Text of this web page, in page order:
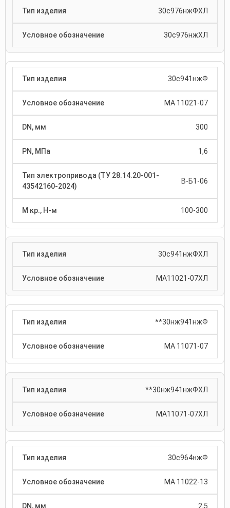
30с976нжФХЛ
30с976нжХЛ
30с941нжФ
МА 11021-07
300
1,6
В-Б1-06
100-300
30с941нжФХЛ
МА11021-07ХЛ
**30нж941нжФ
МА 11071-07
**30нж941нжФХЛ
МА11071-07ХЛ
30с964нжФ
МА 11022-13
2,5